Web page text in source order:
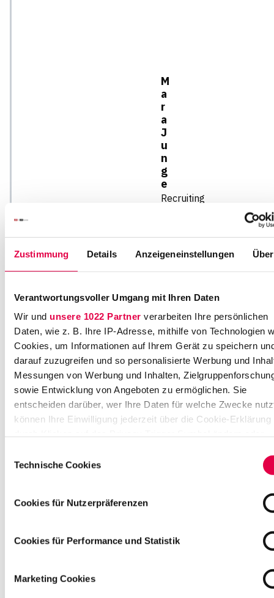
Zustimmung Details Anzeigeneinstellungen
Verantwortungsvoller Umgang mit Ihren Daten
Wir und unsere 1022 Partner verarbeiten Ihre persönlichen
Daten, wie z. B. Ihre IP-Adresse, mithilfe von Technologien
Cookies, um Informationen auf Ihrem Gerät zu speichern
darauf zuzugreifen und so personalisierte Werbung und
Messungen von Werbung und Inhalten,
sowie Entwicklung von Angeboten zu ermöglichen. Sie
entscheiden darüber, wer Ihre Daten für welche Zwecke
können Ihre Einwilligung jederzeit über die Cookie-Erklärung
Informationen über Ihre geografische Lage erfassen,
welche bis auf einige Meter genau sein können
Merkmalen (Fingerprinting) identifizieren
Einzelheitenfest.
Technische Cookies
Cookies für Nutzerpräferenzen
Cookies für Performance und Statistik
Marketing Cookies
M
a
r
a
J
u
n
g
e
Recruiting
e
r
al
l
8
6
2
0
5
4
H
a
9